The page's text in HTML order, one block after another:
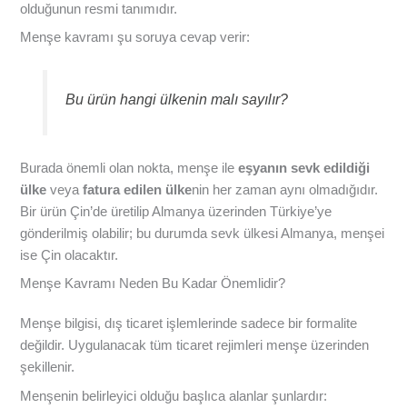
olduğunun resmi tanımıdır.
Menşe kavramı şu soruya cevap verir:
Bu ürün hangi ülkenin malı sayılır?
Burada önemli olan nokta, menşe ileeşyanın sevk edildiği
ülke veyafatura edilen ülkenin her zaman aynı olmadığıdır.
Bir ürün Çin’de üretilip Almanya üzerinden Türkiye’ye
gönderilmiş olabilir; bu durumda sevk ülkesi Almanya, menşei
ise Çin olacaktır.
Menşe Kavramı Neden Bu Kadar Önemlidir?
Menşe bilgisi, dış ticaret işlemlerinde sadece bir formalite
değildir. Uygulanacak tüm ticaret rejimleri menşe üzerinden
şekillenir.
Menşenin belirleyici olduğu başlıca alanlar şunlardır: